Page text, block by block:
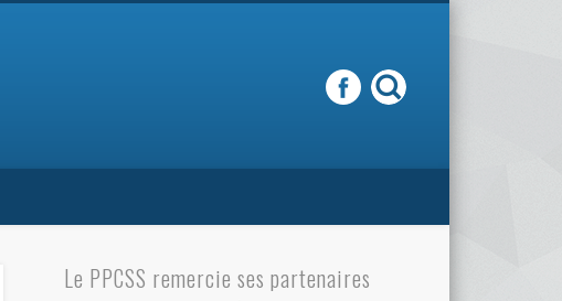
Le PPCSS remercie ses partenaires